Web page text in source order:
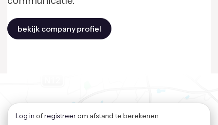
bekijk company profiel
Log in ofregistreerom afstand te berekenen.